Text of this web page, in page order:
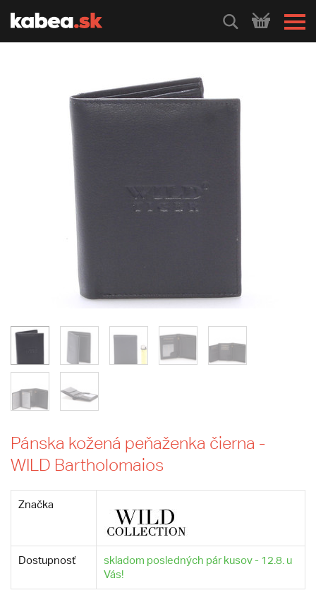
HLEDEJ
Pánska kožená peňaženka čierna -
WILD Bartholomaios
Značka
Dostupnosť
skladom posledných pár kusov - 12.8. u
Vás!